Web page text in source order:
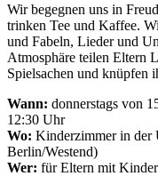
Wir begegnen uns in
trinken Tee und Kaffee.
und Fabeln, Lieder und
Atmosphäre teilen Eltern
Spielsachen und knüpfen
Wann: donnerstags von
12:30 Uhr
Wo: Kinderzimmer in der
Berlin/Westend)
Wer: für Eltern mit